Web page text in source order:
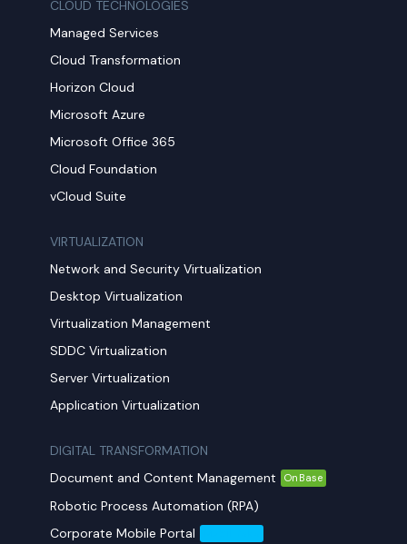
CLOUD TECHNOLOGIES
Managed Services
Cloud Transformation
Horizon Cloud
Microsoft Azure
Microsoft Office 365
Cloud Foundation
vCloud Suite
VIRTUALIZATION
Network and Security Virtualization
Desktop Virtualization
Virtualization Management
SDDC Virtualization
Server Virtualization
Application Virtualization
DIGITAL TRANSFORMATION
Document and Content Management
OnBase
Robotic Process Automation (RPA)
Corporate Mobile Portal